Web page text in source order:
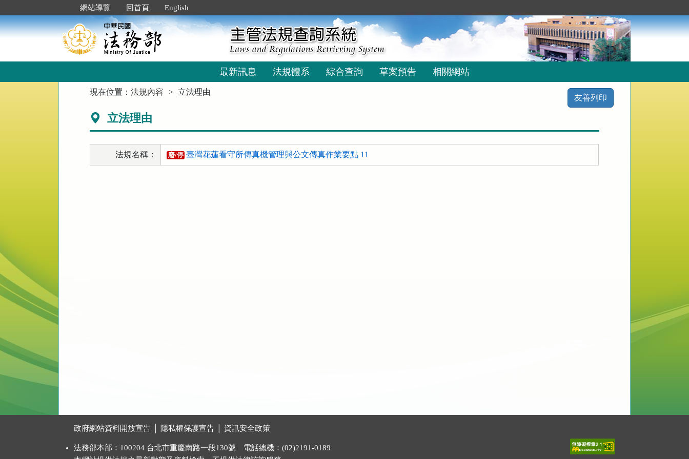
到
主
要
網站導覽 回首頁 English
最新訊息 法規體系 綜合查詢 草案預告 相關網站
現在位置：法規內容 立法理由
友善列印
立法理由
法規名稱： 廢/停 臺灣花蓮看守所傳真機管理與公文傳真作業要點 11
政府網站資料開放宣告 隱私權保護宣告 資訊安全政策
法務部本部：100204 台北市重慶南路一段130號 電話總機：(02)2191-0189